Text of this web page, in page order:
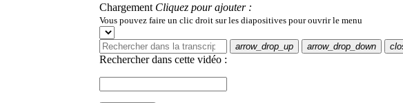
Chargement Cliquez pour ajouter :
Vous pouvez faire un clic droit sur les diapositives pour ouvrir le menu
arrow_drop_up arrow_drop_down
Rechercher dans cette vidéo :